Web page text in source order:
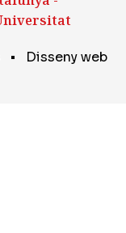
• Disseny web